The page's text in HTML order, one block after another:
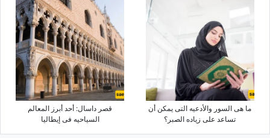
ما هی السور والأدعیه التی یمکن أن
تساعد على زیاده الصبر؟
قصر داسال: أحد أبرز المعالم
السیاحیه فی إیطالیا